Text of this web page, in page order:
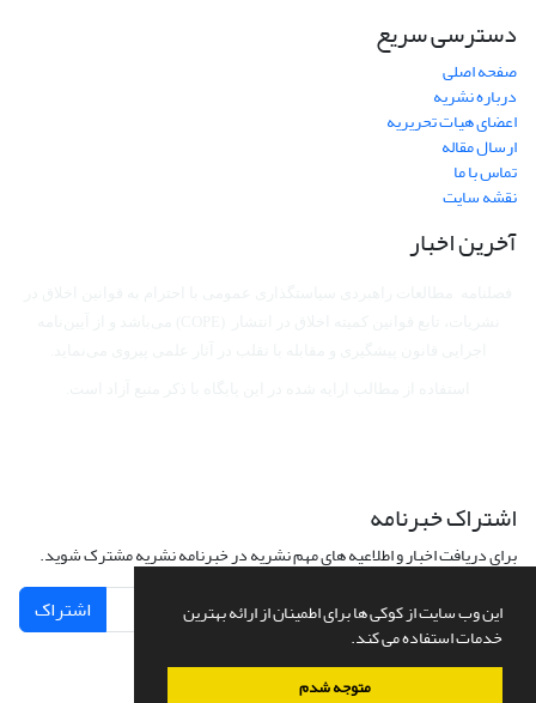
این وب سایت از کوکی ها برای اطمینان از ارائه بهترین
خدمات استفاده می کند.
متوجه شدم
دسترسی سریع
صفحه اصلی
درباره نشریه
اعضای هیات تحریریه
ارسال مقاله
تماس با ما
نقشه سایت
آخرین اخبار
اشتراک خبرنامه
برای دریافت اخبار و اطلاعیه های مهم نشریه در خبرنامه نشریه مشترک شوید.
اشتراک